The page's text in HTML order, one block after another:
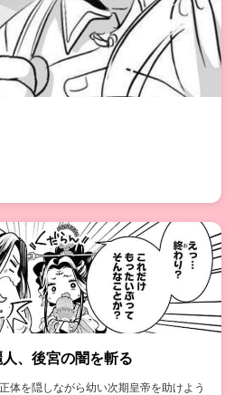
、後宮の闇を斬る
体を隠しながら幼い次期皇帝を助けよう